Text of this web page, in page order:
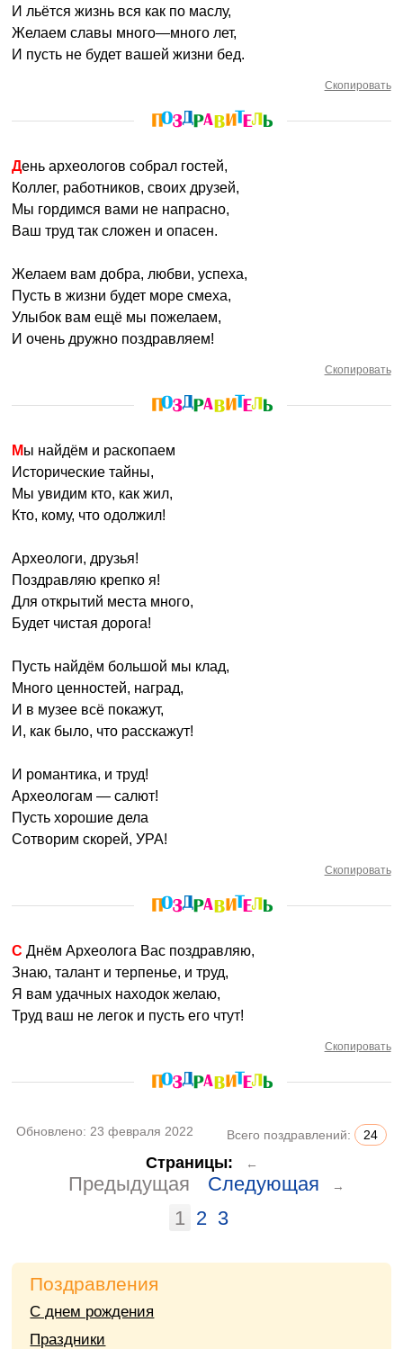
И льётся жизнь вся как по маслу,
Желаем славы много—много лет,
И пусть не будет вашей жизни бед.
Скопировать
День археологов собрал гостей,
Коллег, работников, своих друзей,
Мы гордимся вами не напрасно,
Ваш труд так сложен и опасен.
Желаем вам добра, любви, успеха,
Пусть в жизни будет море смеха,
Улыбок вам ещё мы пожелаем,
И очень дружно поздравляем!
Скопировать
Мы найдём и раскопаем
Исторические тайны,
Мы увидим кто, как жил,
Кто, кому, что одолжил!
Археологи, друзья!
Поздравляю крепко я!
Для открытий места много,
Будет чистая дорога!
Пусть найдём большой мы клад,
Много ценностей, наград,
И в музее всё покажут,
И, как было, что расскажут!
И романтика, и труд!
Археологам — салют!
Пусть хорошие дела
Сотворим скорей, УРА!
Скопировать
С Днём Археолога Вас поздравляю,
Знаю, талант и терпенье, и труд,
Я вам удачных находок желаю,
Труд ваш не легок и пусть его чтут!
Скопировать
Обновлено: 23 февраля 2022 Всего поздравлений: 24
Страницы: ←
Предыдущая Следующая →
1 2 3
Поздравления
С днем рождения
Праздники